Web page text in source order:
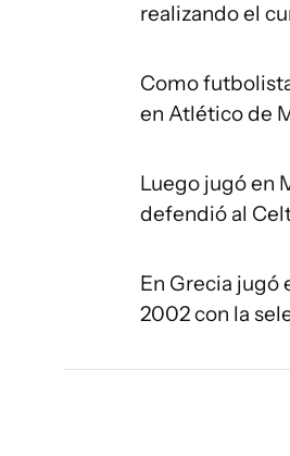
realizando el
Como
en Atlético de
Luego jugó en
defendió al
En Grecia jugó
2002 con la